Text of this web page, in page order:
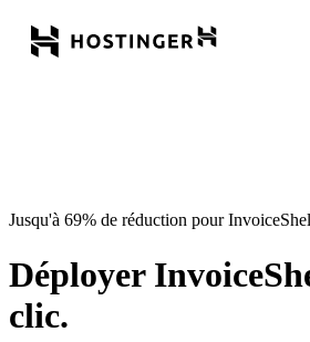
Jusqu'à 69% de réduction pour
Déployer
clic.